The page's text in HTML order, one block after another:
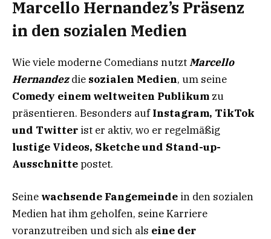
Marcello Hernandez’s Präsenz
in den sozialen Medien
Wie viele moderne Comedians nutztMarcello
Hernandezdie sozialen Medien, um seine
Comedy einem weltweiten Publikum zu
präsentieren. Besonders aufInstagram, TikTok
und Twitter ist er aktiv, wo er regelmäßig
lustige Videos, Sketche und Stand-up-
Ausschnittepostet.
Seine wachsende Fangemeinde in den sozialen
Medien hat ihm geholfen, seine Karriere
voranzutreiben und sich als eine der